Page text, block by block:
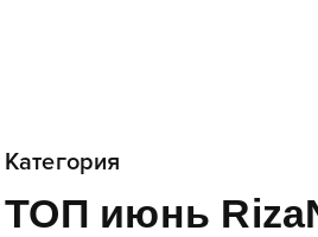
Категория
ТОП июнь